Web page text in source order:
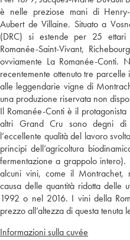
è nelle preziose mani di
Aubert de Villaine. Situato a
(DRC) si estende per 25
Romanée-Saint-Vivant,
ovviamente La Romanée-Conti.
recentemente ottenuto tre
alle leggendarie vigne di
una produzione riservata non
Il Romanée-Conti è il
altri Grand Cru sono degni di
l’eccellente qualità del lavoro
principi dell’agricoltura
fermentazione a grappolo intero).
alcuni vini, come il
causa delle quantità ridotta delle
1992 o nel 2016. I vini della
prezzo all’altezza di questa tenuta
Informazioni sulla cuvée